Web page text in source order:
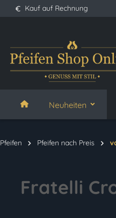
Zur Hauptnavigation
Kauf auf Rechnung
Neuheiten
Pfeifen Pfeifen nach Preis
Fratelli